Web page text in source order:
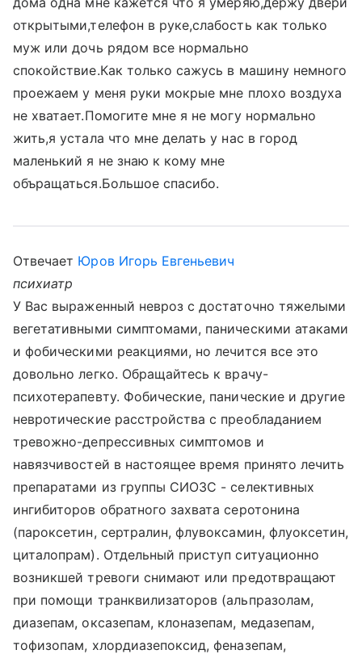
открытыми,телефон в руке,слабость как только
муж или дочь рядом все нормально
спокойствие.Как только сажусь в машину немного
проежаем у меня руки мокрые мне плохо воздуха
не хватает.Помогите мне я не могу нормально
жить,я устала что мне делать у нас в город
маленький я не знаю к кому мне
объращаться.Большое спасибо.
Отвечает Юров Игорь Евгеньевич
психиатр
У Вас выраженный невроз с достаточно тяжелыми
вегетативными симптомами, паническими атаками
и фобическими реакциями, но лечится все это
довольно легко. Обращайтесь к врачу-
психотерапевту. Фобические, панические и другие
невротические расстройства с преобладанием
тревожно-депрессивных симптомов и
навязчивостей в настоящее время принято лечить
препаратами из группы СИОЗС - селективных
ингибиторов обратного захвата серотонина
(пароксетин, сертралин, флувоксамин, флуоксетин,
циталопрам). Отдельный приступ ситуационно
возникшей тревоги снимают или предотвращают
при помощи транквилизаторов (альпразолам,
диазепам, оксазепам, клоназепам, медазепам,
тофизопам, хлордиазепоксид, феназепам,